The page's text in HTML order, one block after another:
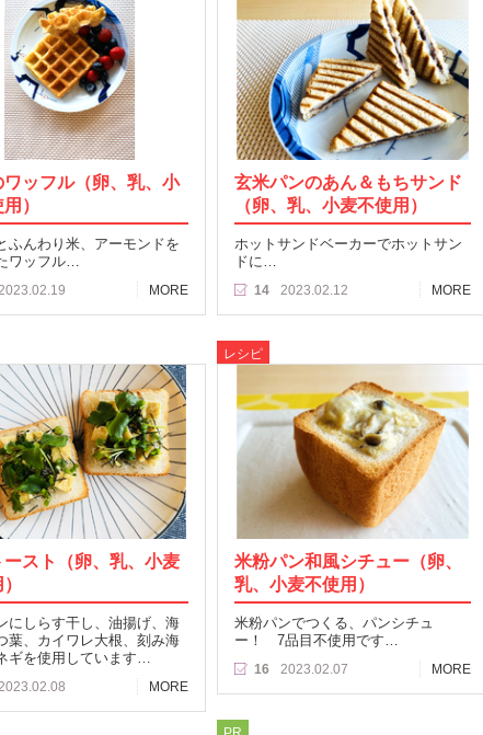
ワッフル（卵、乳、小
）
ふんわり米、アーモンドを
ワッフル…
MORE
玄米パンのあん＆もちサンド
（卵、乳、小麦不使用）
ホットサンドベーカーでホットサン
ドに…
14 2023.02.12 MORE
ースト（卵、乳、小麦
にしらす干し、油揚げ、海
葉、カイワレ大根、刻み海
ギを使用しています…
MORE
レシピ
米粉パン和風シチュー（卵、
乳、小麦不使用）
米粉パンでつくる、パンシチュ
ー！ 7品目不使用です…
16 2023.02.07 MORE
PR